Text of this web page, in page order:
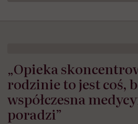
„Opieka
rodzinie to jest coś,
współczesna
poradzi”